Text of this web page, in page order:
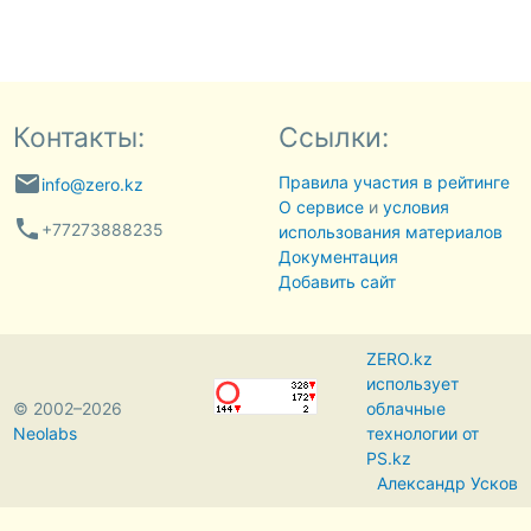
Контакты:
emailinfo@zero.kz
phone +77273888235
Ссылки:
Правила участия в рейтинге
О сервисеи условия
использования материалов
Документация
Добавить сайт
© 2002–2026
Neolabs
ZERO.kz
использует
облачные
технологии от
PS.kz
Александр Усков